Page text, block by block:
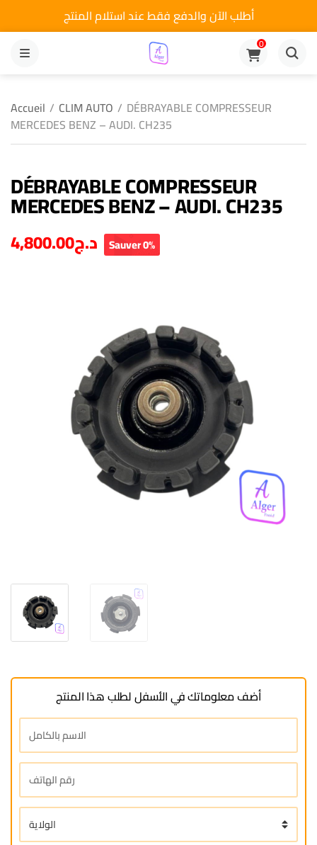
أطلب الآن والدفع فقط عند استلام المنتج
MENU
0
Accueil / CLIM AUTO / DÉBRAYABLE COMPRESSEUR
MERCEDES BENZ – AUDI. CH235
DÉBRAYABLE COMPRESSEUR
MERCEDES BENZ – AUDI. CH235
د.ج4,800.00 Sauver 0%
أضف معلوماتك في الأسفل لطلب هذا المنتج